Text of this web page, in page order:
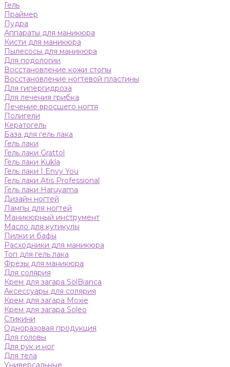
Гель
Праймер
Пудра
Аппараты для маникюра
Кисти для маникюра
Пылесосы для маникюра
Для подологии
Восстановление кожи стопы
Восстановление ногтевой пластины
Для гипергидроза
Для лечения грибка
Лечение вросшего ногтя
Полигели
Кератогель
База для гель лака
Гель лаки
Гель лаки Grattol
Гель лаки Kukla
Гель лаки I Envy You
Гель лаки Atis Professional
Гель лаки Haruyama
Дизайн ногтей
Лампы для ногтей
Маникюрный инструмент
Масло для кутикулы
Пилки и бафы
Расходники для маникюра
Топ для гель лака
Фрезы для маникюра
Для солярия
Крем для загара SolBianca
Аксессуары для солярия
Крем для загара Moxie
Крем для загара Soleo
Стикини
Одноразовая продукция
Для головы
Для рук и ног
Для тела
Универсальные